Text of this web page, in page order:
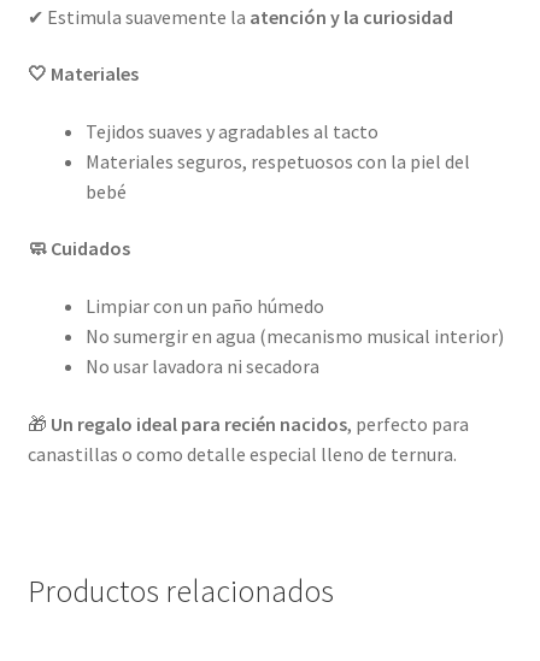
✔ Estimula suavemente la atención y la curiosidad
🤍 Materiales
Tejidos suaves y agradables al tacto
Materiales seguros, respetuosos con la piel del
bebé
🧼 Cuidados
Limpiar con un paño húmedo
No sumergir en agua (mecanismo musical interior)
No usar lavadora ni secadora
🎁 Un regalo ideal para recién nacidos, perfecto para
canastillas o como detalle especial lleno de ternura.
Productos relacionados